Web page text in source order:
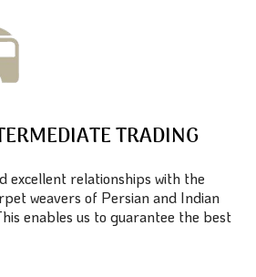
TRADING
excellent relationships with the
weavers of Persian and Indian
enables us to guarantee the best